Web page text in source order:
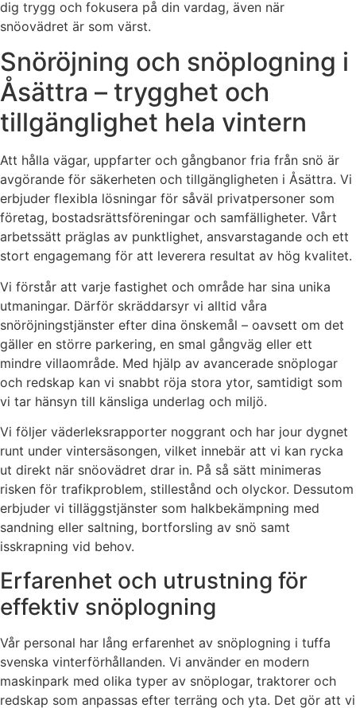
dig trygg och fokusera på din vardag, även när
snöovädret är som värst.
Snöröjning och snöplogning i
Åsättra – trygghet och
tillgänglighet hela vintern
Att hålla vägar, uppfarter och gångbanor fria från snö är
avgörande för säkerheten och tillgängligheten i Åsättra. Vi
erbjuder flexibla lösningar för såväl privatpersoner som
företag, bostadsrättsföreningar och samfälligheter. Vårt
arbetssätt präglas av punktlighet, ansvarstagande och ett
stort engagemang för att leverera resultat av hög kvalitet.
Vi förstår att varje fastighet och område har sina unika
utmaningar. Därför skräddarsyr vi alltid våra
snöröjningstjänster efter dina önskemål – oavsett om det
gäller en större parkering, en smal gångväg eller ett
mindre villaområde. Med hjälp av avancerade snöplogar
och redskap kan vi snabbt röja stora ytor, samtidigt som
vi tar hänsyn till känsliga underlag och miljö.
Vi följer väderleksrapporter noggrant och har jour dygnet
runt under vintersäsongen, vilket innebär att vi kan rycka
ut direkt när snöovädret drar in. På så sätt minimeras
risken för trafikproblem, stillestånd och olyckor. Dessutom
erbjuder vi tilläggstjänster som halkbekämpning med
sandning eller saltning, bortforsling av snö samt
isskrapning vid behov.
Erfarenhet och utrustning för
effektiv snöplogning
Vår personal har lång erfarenhet av snöplogning i tuffa
svenska vinterförhållanden. Vi använder en modern
maskinpark med olika typer av snöplogar, traktorer och
redskap som anpassas efter terräng och yta. Det gör att vi